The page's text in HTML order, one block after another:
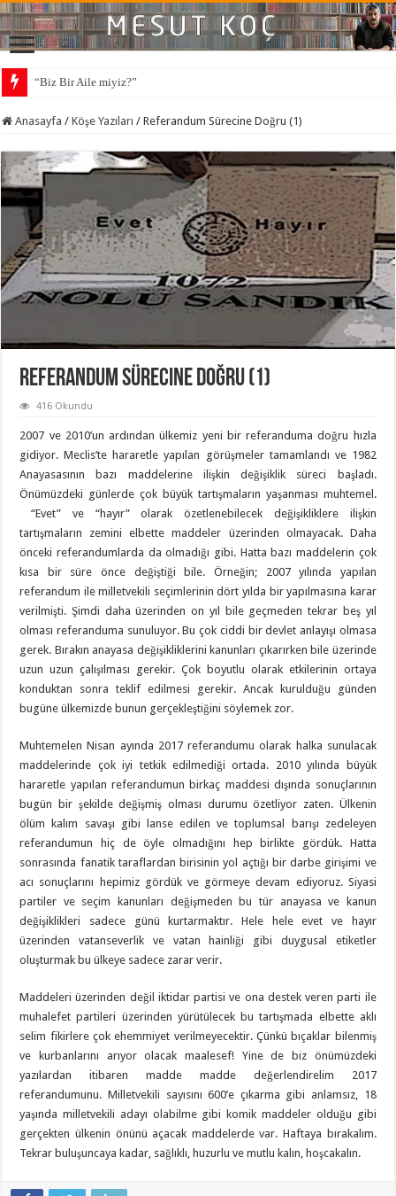
“Biz Bir Aile miyiz?”
Anasayfa / Köşe Yazıları / Referandum Sürecine Doğru (1)
Referandum Sürecine Doğru (1)
416 Okundu
2007 ve 2010’un ardından ülkemiz yeni bir referanduma doğru hızla
gidiyor. Meclis’te hararetle yapılan görüşmeler tamamlandı ve 1982
Anayasasının bazı maddelerine ilişkin değişiklik süreci başladı.
Önümüzdeki günlerde çok büyük tartışmaların yaşanması muhtemel.
“Evet” ve “hayır” olarak özetlenebilecek değişikliklere ilişkin
tartışmaların zemini elbette maddeler üzerinden olmayacak. Daha
önceki referandumlarda da olmadığı gibi. Hatta bazı maddelerin çok
kısa bir süre önce değiştiği bile. Örneğin; 2007 yılında yapılan
referandum ile milletvekili seçimlerinin dört yılda bir yapılmasına karar
verilmişti. Şimdi daha üzerinden on yıl bile geçmeden tekrar beş yıl
olması referanduma sunuluyor. Bu çok ciddi bir devlet anlayışı olmasa
gerek. Bırakın anayasa değişikliklerini kanunları çıkarırken bile üzerinde
uzun uzun çalışılması gerekir. Çok boyutlu olarak etkilerinin ortaya
konduktan sonra teklif edilmesi gerekir. Ancak kurulduğu günden
bugüne ülkemizde bunun gerçekleştiğini söylemek zor.
Muhtemelen Nisan ayında 2017 referandumu olarak halka sunulacak
maddelerinde çok iyi tetkik edilmediği ortada. 2010 yılında büyük
hararetle yapılan referandumun birkaç maddesi dışında sonuçlarının
bugün bir şekilde değişmiş olması durumu özetliyor zaten. Ülkenin
ölüm kalım savaşı gibi lanse edilen ve toplumsal barışı zedeleyen
referandumun hiç de öyle olmadığını hep birlikte gördük. Hatta
sonrasında fanatik taraflardan birisinin yol açtığı bir darbe girişimi ve
acı sonuçlarını hepimiz gördük ve görmeye devam ediyoruz. Siyasi
partiler ve seçim kanunları değişmeden bu tür anayasa ve kanun
değişiklikleri sadece günü kurtarmaktır. Hele hele evet ve hayır
üzerinden vatanseverlik ve vatan hainliği gibi duygusal etiketler
oluşturmak bu ülkeye sadece zarar verir.
Maddeleri üzerinden değil iktidar partisi ve ona destek veren parti ile
muhalefet partileri üzerinden yürütülecek bu tartışmada elbette aklı
selim fikirlere çok ehemmiyet verilmeyecektir. Çünkü bıçaklar bilenmiş
ve kurbanlarını arıyor olacak maalesef! Yine de biz önümüzdeki
yazılardan itibaren madde madde değerlendirelim 2017
referandumunu. Milletvekili sayısını 600’e çıkarma gibi anlamsız, 18
yaşında milletvekili adayı olabilme gibi komik maddeler olduğu gibi
gerçekten ülkenin önünü açacak maddelerde var. Haftaya bırakalım.
Tekrar buluşuncaya kadar, sağlıklı, huzurlu ve mutlu kalın, hoşcakalın.